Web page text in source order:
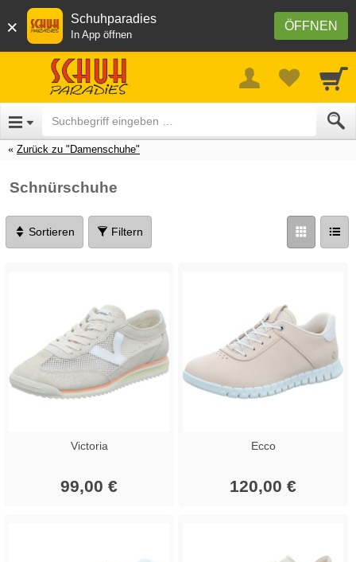
× ÖFFNEN
Schuhparadies
In App öffnen
Zurück zu "Damenschuhe"
Schnürschuhe
Sortieren Filtern
Victoria
99,00 €
Ecco
120,00 €